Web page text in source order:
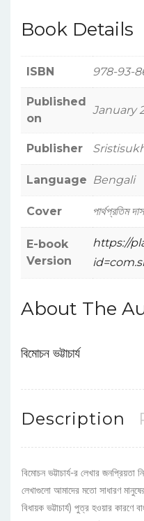
Book Details
ISBN 978-93-
Published
on
January
Publisher
Language Bengali
Cover পার্থপ্রতিম দাস
E-book
Version
https://
About The
বিমোচন ভট্টাচার্য
Description
বিমোচন ভট্টাচার্য-র লেখার জনপ্রিয়তা
লেখাগুলো আমাদের মতো সাধারণ
বিধায়ক ভট্টাচার্য) পুত্র হওয়ার কারণে